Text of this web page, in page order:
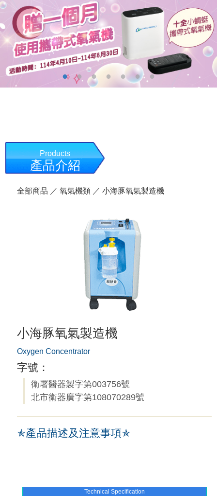
Products
產品介紹
全部商品 ／氧氣機類 ／ 小海豚氧氣製造機
小海豚氧氣製造機
Oxygen Concentrator
字號：
衛署醫器製字第003756號
北市衛器廣字第108070289號
✯產品描述及注意事項✯
Technical Specification